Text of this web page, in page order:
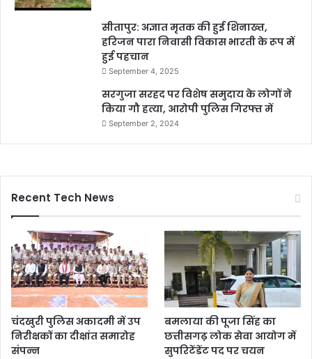
सीतापुर: अज्ञात मृतक की हुई शिनाख्त,
हरिजन पारा निवासी विकास भारती के रूप में
हुई पहचान
September 4, 2025
सरगुजा सरहद पर विशेष समुदाय के लोगों ने
किया गौ हत्या, आरोपी पुलिस गिरफ्त में
September 2, 2024
Recent Tech News
चंदखुरी पुलिस अकादमी में उप
निरीक्षकों का दीक्षांत समारोह
संपन्न
बमलाया की पूजा सिंह का
छत्तीसगढ़ लोक सेवा आयोग में
सुपरिटेंडेंट पद पर चयन